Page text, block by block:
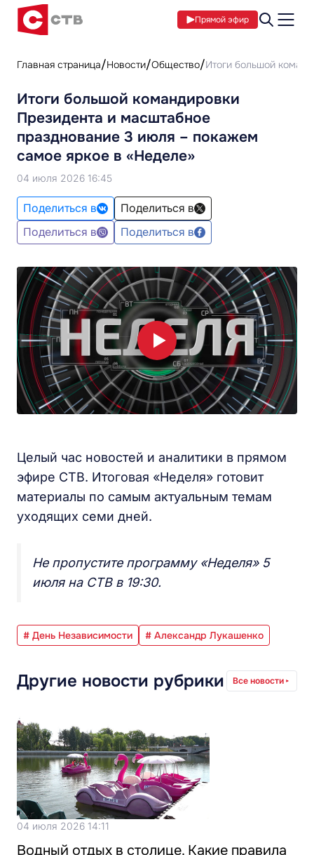
Прямой эфир
Главная страница Новости Общество Итоги большой
Итоги большой командировки
Президента и масштабное
празднование 3 июля – покажем
самое яркое в «Неделе»
04 июля 2026 16:45
Поделиться в
Поделиться в
Поделиться в
Поделиться в
Целый час новостей и аналитики в прямом
эфире СТВ. Итоговая «Неделя» готовит
материалы по самым актуальным темам
уходящих семи дней.
Не пропустите программу «Неделя» 5
июля на СТВ в 19:30.
# День Независимости # Александр Лукашенко
Другие новости рубрики Все новости
04 июля 2026 14:11
Водный отдых в столице. Какие правила